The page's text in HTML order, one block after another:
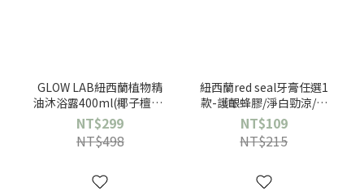
GLOW LAB紐西蘭植物精
油沐浴露400ml(椰子檀香/
佛手柑橘/黑莓月桂葉-任選
1入)
NT$299
NT$498
紐西蘭red seal牙膏任選1
款-護齦蜂膠/淨白勁涼/清
新草本/小蘇打亮白/無氟兒
童
NT$109
NT$215